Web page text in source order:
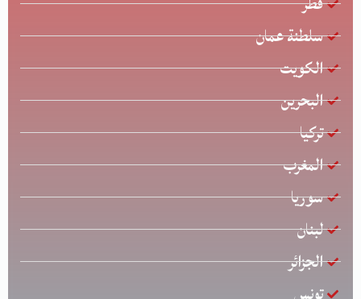
سلطنة عمان
الكويت
البحرين
تركيا
المغرب
سوريا
لبنان
الجزائر